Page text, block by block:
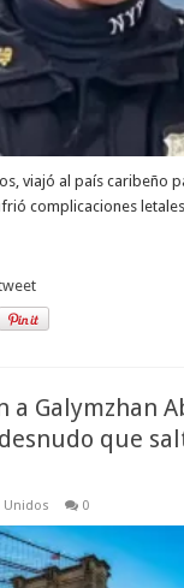
viajó al país caribeño
complicaciones
a Galymzhan
que
Unidos 0